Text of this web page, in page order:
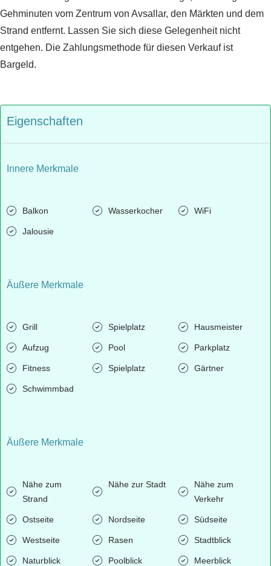
Gehminuten vom Zentrum von Avsallar, den Märkten und dem
Strand entfernt. Lassen Sie sich diese Gelegenheit nicht
entgehen. Die Zahlungsmethode für diesen Verkauf ist
Bargeld.
Eigenschaften
Innere Merkmale
Balkon Wasserkocher WiFi
Jalousie
Äußere Merkmale
Grill Spielplatz Hausmeister
Aufzug Pool Parkplatz
Fitness Spielplatz Gärtner
Schwimmbad
Äußere Merkmale
Nähe zum
Strand
Nähe zur Stadt
Nähe zum
Verkehr
Ostseite Nordseite Südseite
Westseite Rasen Stadtblick
Naturblick Poolblick Meerblick